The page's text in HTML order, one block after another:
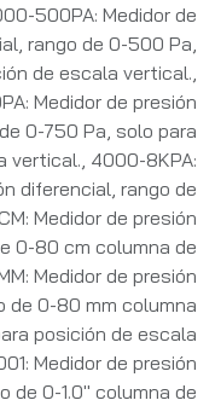
500PA: Medidor de
rango de 0-500 Pa,
de escala vertical.
Medidor de presión
0-750 Pa, solo para
vertical. 4000-8KPA:
diferencial, rango de
Medidor de presión
0-80 cm columna de
Medidor de presión
de 0-80 mm columna
posición de escala
Medidor de presión
de 0-1.0" columna de